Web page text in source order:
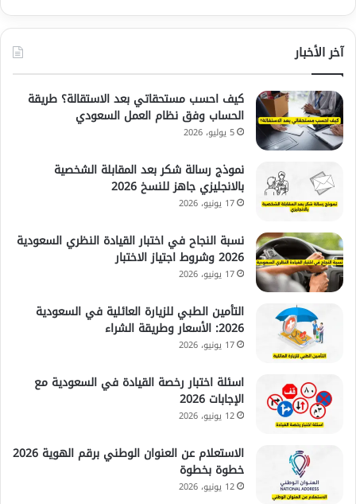
آخر الأخبار
كيف احسب مستحقاتي بعد الاستقالة؟ طريقة
الحساب وفق نظام العمل السعودي
5 يوليو، 2026
نموذج رسالة شكر بعد المقابلة الشخصية
بالانجليزي جاهز للنسخ 2026
17 يونيو، 2026
نسبة النجاح في اختبار القيادة النظري السعودية
2026 وشروط اجتياز الاختبار
17 يونيو، 2026
التأمين الطبي للزيارة العائلية في السعودية
2026: الأسعار وطريقة الشراء
17 يونيو، 2026
اسئلة اختبار رخصة القيادة في السعودية مع
الإجابات 2026
12 يونيو، 2026
الاستعلام عن العنوان الوطني برقم الهوية 2026
خطوة بخطوة
12 يونيو، 2026